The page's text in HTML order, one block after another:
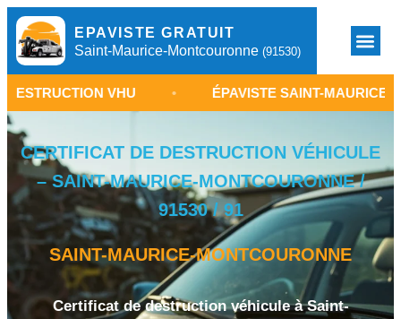
EPAVISTE GRATUIT
Saint-Maurice-Montcouronne (91530)
VHU • ÉPAVISTE SAINT-MAURICE-
CERTIFICAT DE DESTRUCTION VÉHICULE
– SAINT-MAURICE-MONTCOURONNE /
91530 / 91
SAINT-MAURICE-MONTCOURONNE
Certificat de destruction véhicule à Saint-